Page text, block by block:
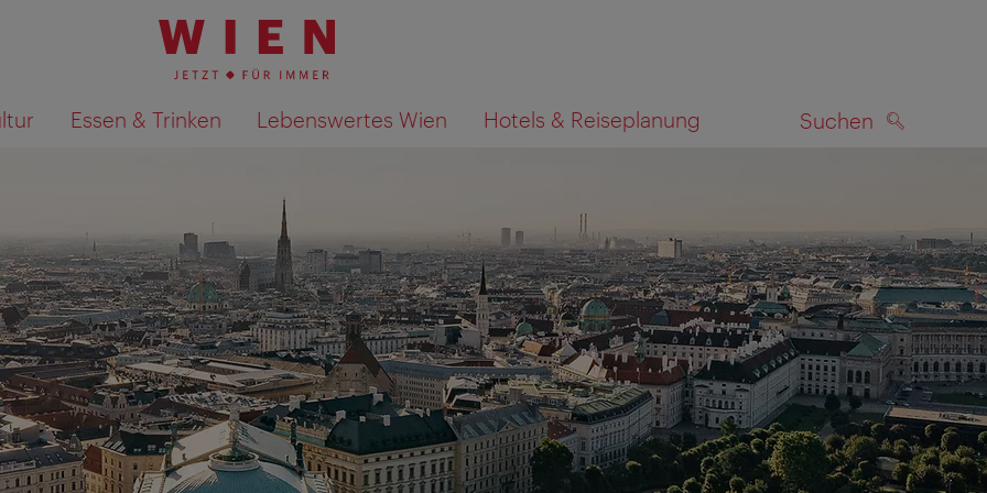
Essen & Trinken Lebenswertes Wien Hotels & Reiseplanung Suchen